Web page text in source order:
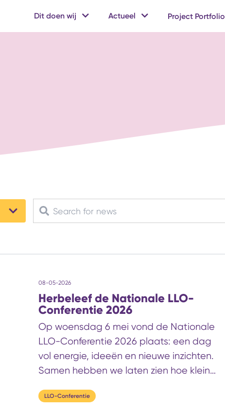
Dit doen wij Actueel Project Portfolio
08-05-2026
Herbeleef de Nationale LLO-
Conferentie 2026
Op woensdag 6 mei vond de Nationale
LLO-Conferentie 2026 plaats: een dag
vol energie, ideeën en nieuwe inzichten.
Samen hebben we laten zien hoe kleine
wendbaarheid binnen Leven Lang
LLO-Conferentie